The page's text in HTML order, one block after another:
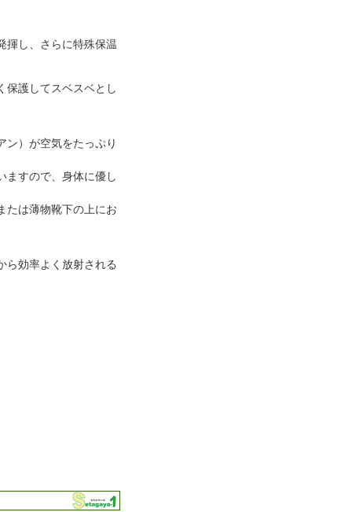
揮し、さらに特殊保温
保護してスベスベとし
）が空気をたっぷり
ますので、身体に優し
たは薄物靴下の上にお
ら効率よく放射される